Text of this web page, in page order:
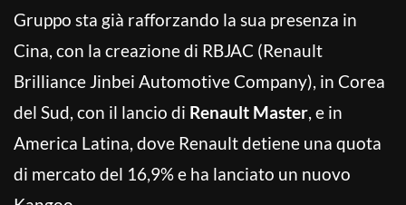
Gruppo sta già rafforzando la sua presenza in
Cina, con la creazione di RBJAC (Renault
Brilliance Jinbei Automotive Company), in Corea
del Sud, con il lancio di Renault Master, e in
America Latina, dove Renault detiene una quota
di mercato del 16,9% e ha lanciato un nuovo